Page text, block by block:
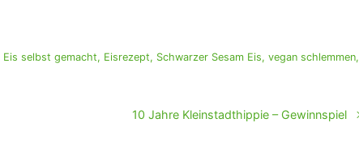
Eis selbst gemacht, Eisrezept, Schwarzer Sesam Eis,vegan schlemmen,
10 Jahre Kleinstadthippie – Gewinnspiel